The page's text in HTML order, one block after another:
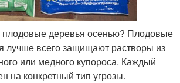
плодовые деревья осенью? Плодовые
лучше всего защищают растворы из
или медного купороса. Каждый
на конкретный тип угрозы.